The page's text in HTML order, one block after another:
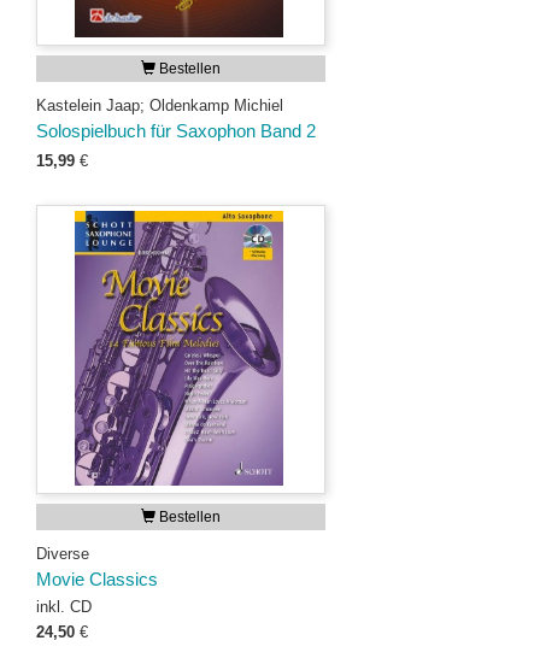
Bestellen
Kastelein Jaap; Oldenkamp Michiel
Solospielbuch für Saxophon Band 2
15,99 €
Bestellen
Diverse
Movie Classics
inkl. CD
24,50 €